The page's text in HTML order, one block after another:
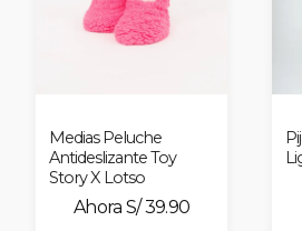
Medias Peluche
Antideslizante Toy
Story X Lotso
S/ 39.90